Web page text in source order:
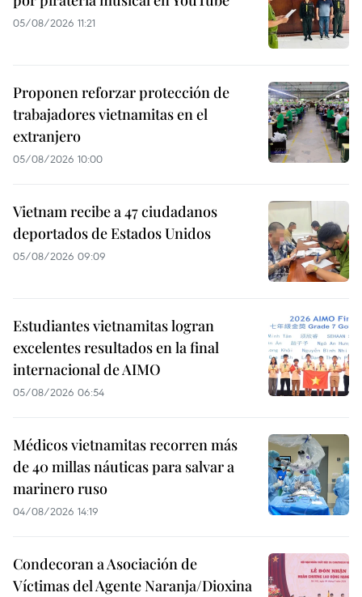
05/08/2026 11:21
Proponen reforzar protección de
trabajadores vietnamitas en el
extranjero
05/08/2026 10:00
Vietnam recibe a 47 ciudadanos
deportados de Estados Unidos
05/08/2026 09:09
Estudiantes vietnamitas logran
excelentes resultados en la final
internacional de AIMO
05/08/2026 06:54
Médicos vietnamitas recorren más
de 40 millas náuticas para salvar a
marinero ruso
04/08/2026 14:19
Condecoran a Asociación de
Víctimas del Agente Naranja/Dioxina